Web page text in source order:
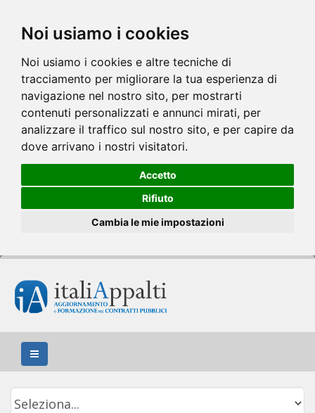
Noi usiamo i cookies
Noi usiamo i cookies e altre tecniche di
tracciamento per migliorare la tua esperienza di
navigazione nel nostro sito, per mostrarti
contenuti personalizzati e annunci mirati, per
analizzare il traffico sul nostro sito, e per capire da
dove arrivano i nostri visitatori.
Accetto
Rifiuto
Cambia le mie impostazioni